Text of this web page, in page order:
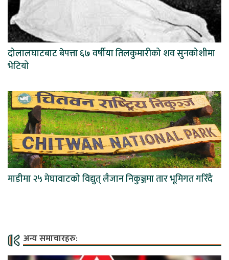
दोलालघाटबाट बेपत्ता ६७ वर्षीया तिलकुमारीको शव सुनकोशीमा
भेटियो
माडीमा २५ मेघावाटको विद्युत् लैजान निकुञ्जमा तार भूमिगत गरिँदै
अन्य समाचारहरु: